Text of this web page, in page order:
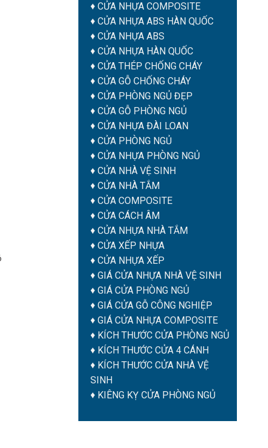
♦ CỬA NHỰA COMPOSITE
♦ CỬA NHỰA ABS HÀN QUỐC
♦ CỬA NHỰA ABS
♦ CỬA NHỰA HÀN QUỐC
♦ CỬA THÉP CHỐNG CHÁY
♦ CỬA GỖ CHỐNG CHÁY
♦ CỬA PHÒNG NGỦ ĐẸP
♦ CỬA GỖ PHÒNG NGỦ
♦ CỬA NHỰA ĐÀI LOAN
♦ CỬA PHÒNG NGỦ
♦ CỬA NHỰA PHÒNG NGỦ
♦ CỬA NHÀ VỆ SINH
♦ CỬA NHÀ TẮM
♦ CỬA COMPOSITE
♦ CỬA CÁCH ÂM
♦ CỬA NHỰA NHÀ TẮM
♦ CỬA XẾP NHỰA
♦ CỬA NHỰA XẾP
♦ GIÁ CỬA NHỰA NHÀ VỆ SINH
♦ GIÁ CỬA PHÒNG NGỦ
♦ GIÁ CỬA GỖ CÔNG NGHIỆP
♦ GIÁ CỬA NHỰA COMPOSITE
♦ KÍCH THƯỚC CỬA PHÒNG NGỦ
♦ KÍCH THƯỚC CỬA 4 CÁNH
♦ KÍCH THƯỚC CỬA NHÀ VỆ
SINH
♦ KIÊNG KỴ CỬA PHÒNG NGỦ